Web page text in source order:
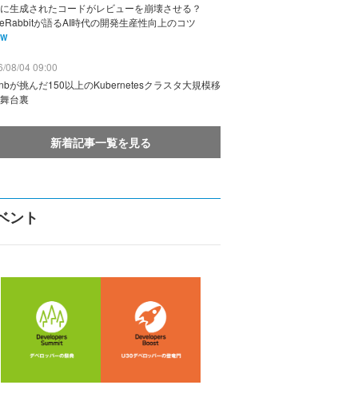
生成されたコードがレビューを崩壊させる？
が語るAI時代の開発生産性向上のコツ
08/04 09:00
が挑んだ150以上のKubernetesクラスタ大規模移
台裏
新着記事一覧を見る
ント